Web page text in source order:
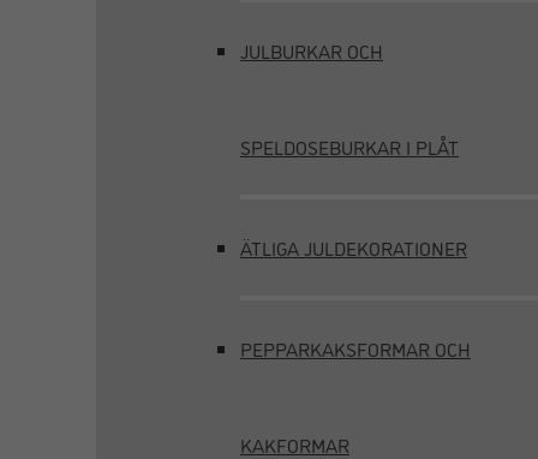
JULBURKAR OCH
SPELDOSEBURKAR I PLÅT
ÄTLIGA JULDEKORATIONER
PEPPARKAKSFORMAR OCH
KAKFORMAR